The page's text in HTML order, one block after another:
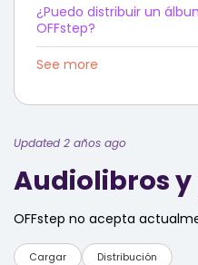
¿Puedo distribuir un
OFFstep?
See more
Updated 2 años ago
Audiolibros
OFFstep no acepta
Cargar Distribución